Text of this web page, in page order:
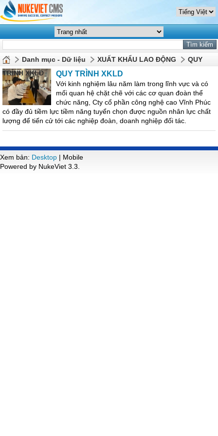
Danh mục - Dữ liệu XUẤT KHẨU LAO ĐỘNG
QUY
TRÌNH XKLĐ
QUY TRÌNH XKLD
Với kinh nghiệm lâu năm làm trong lĩnh vực và có
mối quan hệ chặt chẽ với các cơ quan đoàn thể
chức năng, Cty cổ phần công nghệ cao Vĩnh Phúc
có đầy đủ tiềm lực tiềm năng tuyển chọn được nguồn nhân lực chất
lượng để tiến cử tới các nghiệp đoàn, doanh nghiệp đối tác.
Xem bản: Desktop | Mobile
Powered by NukeViet 3.3.